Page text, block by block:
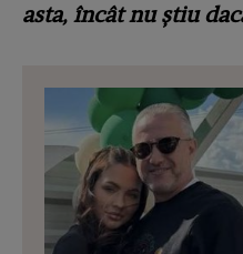
asta, încât nu știu